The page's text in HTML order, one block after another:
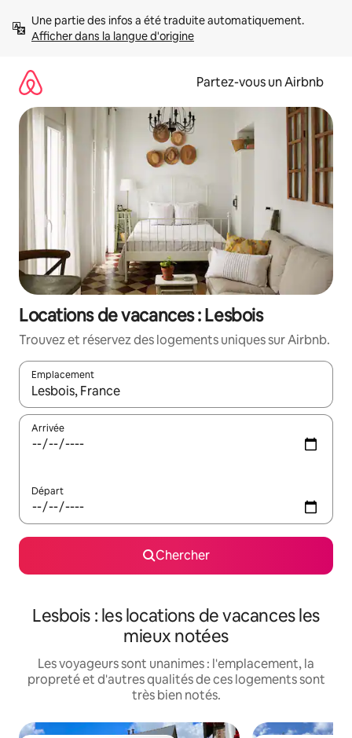
directement
Afficher dans la langue d'origine
Partez-vous un Airbnb
Locations de vacances : Lesbois
Trouvez et réservez des logements uniques sur Airbnb.
Emplacement
Quand les résultats sont affichés, parcourez-les en utilisant
Arrivée
Départ
Chercher
Lesbois : les locations de vacances les
mieux notées
Les voyageurs sont unanimes : l'emplacement, la
propreté et d'autres qualités de ces logements sont
très bien notés.